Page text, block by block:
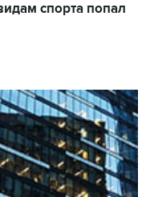
спорта попал